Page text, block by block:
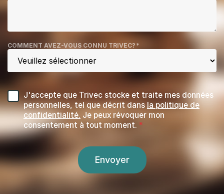
COMMENT AVEZ-VOUS CONNU TRIVEC? *
J'accepte que Trivec stocke et traite mes données
personnelles, tel que décrit dansla politique de
confidentialité. Je peux révoquer mon
consentement à tout moment.